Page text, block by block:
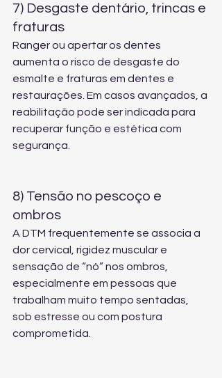
7) Desgaste dentário, trincas e
fraturas
Ranger ou apertar os dentes
aumenta o risco de desgaste do
esmalte e fraturas em dentes e
restaurações. Em casos avançados, a
reabilitação pode ser indicada para
recuperar função e estética com
segurança.
8) Tensão no pescoço e
ombros
A DTM frequentemente se associa a
dor cervical, rigidez muscular e
sensação de “nó” nos ombros,
especialmente em pessoas que
trabalham muito tempo sentadas,
sob estresse ou com postura
comprometida.